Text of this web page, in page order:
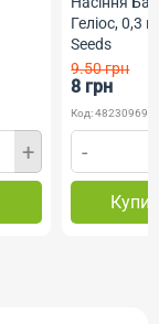
+
Геліос, 0,3
Seeds
9.50 грн
8 грн
Код:
-